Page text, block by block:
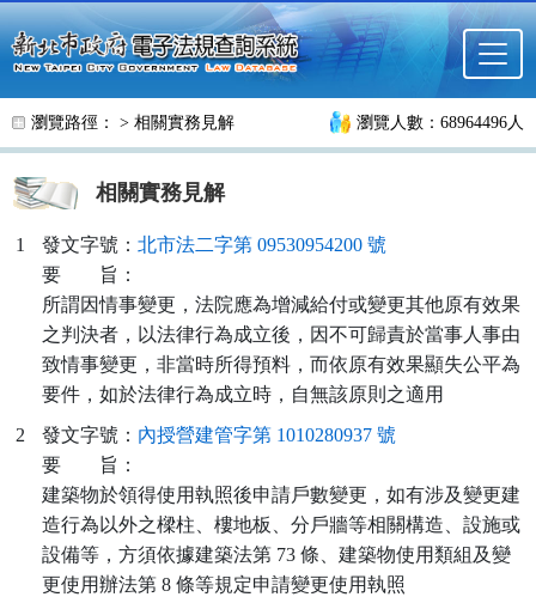
跳至主要內容
瀏覽路徑： > 相關實務見解 瀏覽人數：68964496人
相關實務見解
1 發文字號： 北市法二字第 09530954200 號
要
旨：
所謂因情事變更，法院應為增減給付或變更其他原有效果
之判決者，以法律行為成立後，因不可歸責於當事人事由
致情事變更，非當時所得預料，而依原有效果顯失公平為
要件，如於法律行為成立時，自無該原則之適用
2
發文字號： 內授營建管字第 1010280937 號
要
旨：
建築物於領得使用執照後申請戶數變更，如有涉及變更建
造行為以外之樑柱、樓地板、分戶牆等相關構造、設施或
設備等，方須依據建築法第 73 條、建築物使用類組及變
更使用辦法第 8 條等規定申請變更使用執照